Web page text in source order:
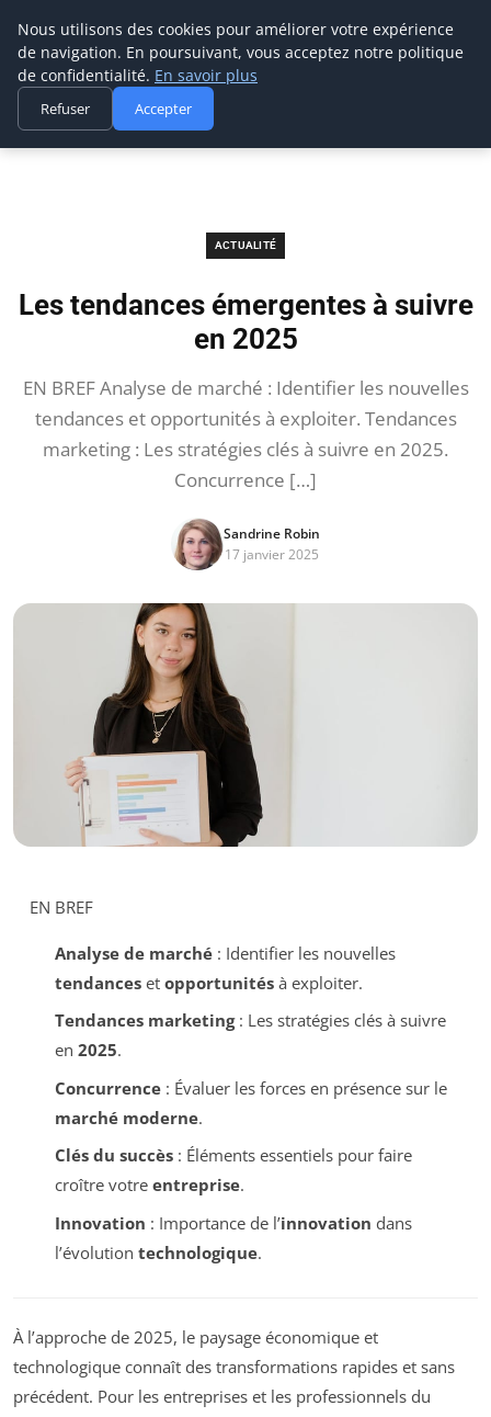
Prospection Pro
Accueil Actualité Les tendances émergentes à suivre en 2025
ACTUALITÉ
Les tendances émergentes à suivre
en 2025
EN BREF Analyse de marché : Identifier les nouvelles
tendances et opportunités à exploiter. Tendances
marketing : Les stratégies clés à suivre en 2025.
Concurrence […]
Sandrine Robin
17 janvier 2025
EN BREF
Analyse de marché: Identifier les nouvelles
tendanceset opportunitésà exploiter.
Tendances marketing: Les stratégies clés à suivre
en 2025.
Concurrence: Évaluer les forces en présence sur le
marché moderne.
Clés du succès: Éléments essentiels pour faire
croître votre entreprise.
Innovation : Importance de l’innovation dans
l’évolution technologique.
À l’approche de 2025, le paysage économique et
technologique connaît des transformations rapides et sans
précédent. Pour les entreprises et les professionnels du
Nous utilisons des cookies pour améliorer votre expérience
de navigation. En poursuivant, vous acceptez notre politique
de confidentialité. En savoir plus
Refuser Accepter